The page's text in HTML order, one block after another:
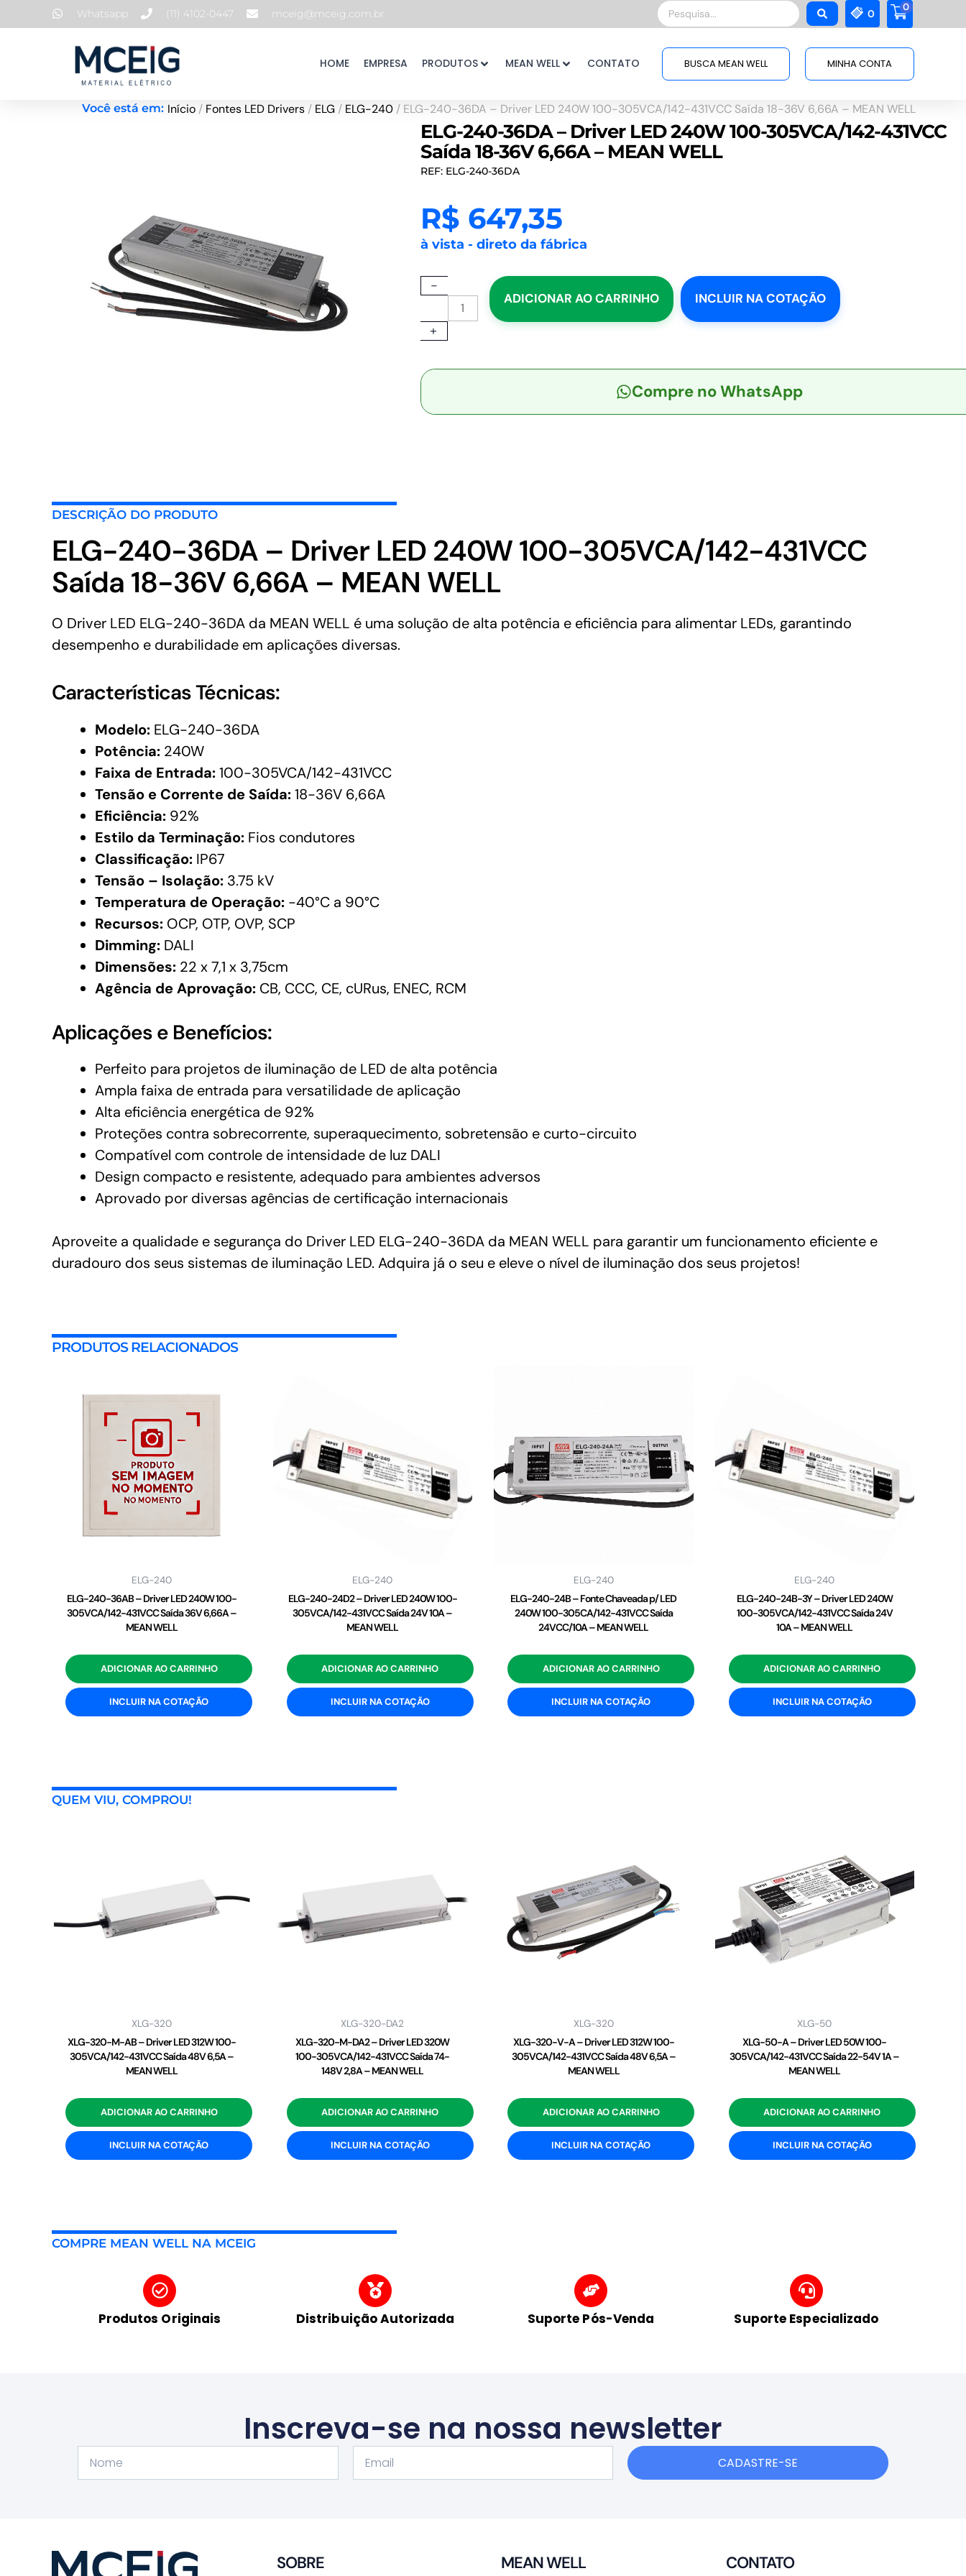
para
Whatsapp (11) 4102-0447 mceig@mceig.com.br
Pesquisar
...
0
0
HOME EMPRESA PRODUTOS MEAN WELL CONTATO BUSCA MEAN WELL MINHA CONTA
Você está em: Início / Fontes LED Drivers / ELG / ELG-240 / ELG-240-36DA – Driver LED 240W 100-305VCA/142-431VCC Saída 18-36V 6,66A – MEAN WELL
ELG-240-36DA – Driver LED 240W 100-305VCA/142-431VCC
Saída 18-36V 6,66A – MEAN WELL
REF: ELG-240-36DA
R$ 647,35
à vista - direto da fábrica
-
ELG-
36DA
-
LED
100-
MEAN
WELL
quantidade
+
ADICIONAR AO CARRINHO INCLUIR NA COTAÇÃO
Compre no WhatsApp
DESCRIÇÃO DO PRODUTO
ELG-240-36DA – Driver LED 240W 100-305VCA/142-431VCC
Saída 18-36V 6,66A – MEAN WELL
O Driver LED ELG-240-36DA da MEAN WELL é uma solução de alta potência e eficiência para alimentar LEDs, garantindo
desempenho e durabilidade em aplicações diversas.
Características Técnicas:
Modelo: ELG-240-36DA
Potência: 240W
Faixa de Entrada:100-305VCA/142-431VCC
Tensão e Corrente de Saída:18-36V 6,66A
Eficiência: 92%
Estilo da Terminação: Fios condutores
Classificação: IP67
Tensão – Isolação: 3.75 kV
Temperatura de Operação: -40°C a 90°C
Recursos: OCP, OTP, OVP, SCP
Dimming: DALI
Dimensões: 22 x 7,1 x 3,75cm
Agência de Aprovação: CB, CCC, CE, cURus, ENEC, RCM
Aplicações e Benefícios:
Perfeito para projetos de iluminação de LED de alta potência
Ampla faixa de entrada para versatilidade de aplicação
Alta eficiência energética de 92%
Proteções contra sobrecorrente, superaquecimento, sobretensão e curto-circuito
Compatível com controle de intensidade de luz DALI
Design compacto e resistente, adequado para ambientes adversos
Aprovado por diversas agências de certificação internacionais
Aproveite a qualidade e segurança do Driver LED ELG-240-36DA da MEAN WELL para garantir um funcionamento eficiente e
duradouro dos seus sistemas de iluminação LED. Adquira já o seu e eleve o nível de iluminação dos seus projetos!
PRODUTOS RELACIONADOS
ELG-240
ELG-240-36AB – Driver LED 240W 100-
305VCA/142-431VCC Saída 36V 6,66A –
MEAN WELL
ADICIONAR AO CARRINHO
INCLUIR NA COTAÇÃO
ELG-240
ELG-240-24D2 – Driver LED 240W 100-
305VCA/142-431VCC Saída 24V 10A –
MEAN WELL
ADICIONAR AO CARRINHO
INCLUIR NA COTAÇÃO
ELG-240
ELG-240-24B – Fonte Chaveada p/ LED
240W 100-305CA/142-431VCC Saída
24VCC/10A – MEAN WELL
ADICIONAR AO CARRINHO
INCLUIR NA COTAÇÃO
ELG-240
ELG-240-24B-3Y – Driver LED 240W
100-305VCA/142-431VCC Saída 24V
10A – MEAN WELL
ADICIONAR AO CARRINHO
INCLUIR NA COTAÇÃO
QUEM VIU, COMPROU!
XLG-320
XLG-320-M-AB – Driver LED 312W 100-
305VCA/142-431VCC Saída 48V 6,5A –
MEAN WELL
ADICIONAR AO CARRINHO
INCLUIR NA COTAÇÃO
XLG-320-DA2
XLG-320-M-DA2 – Driver LED 320W
100-305VCA/142-431VCC Saída 74-
148V 2,8A – MEAN WELL
ADICIONAR AO CARRINHO
INCLUIR NA COTAÇÃO
XLG-320
XLG-320-V-A – Driver LED 312W 100-
305VCA/142-431VCC Saída 48V 6,5A –
MEAN WELL
ADICIONAR AO CARRINHO
INCLUIR NA COTAÇÃO
XLG-50
XLG-50-A – Driver LED 50W 100-
305VCA/142-431VCC Saída 22-54V 1A –
MEAN WELL
ADICIONAR AO CARRINHO
INCLUIR NA COTAÇÃO
COMPRE MEAN WELL NA MCEIG
Produtos Originais Distribuição Autorizada Suporte Pós-Venda Suporte Especializado
Inscreva-se na nossa newsletter
CADASTRE-SE
SOBRE MEAN WELL CONTATO